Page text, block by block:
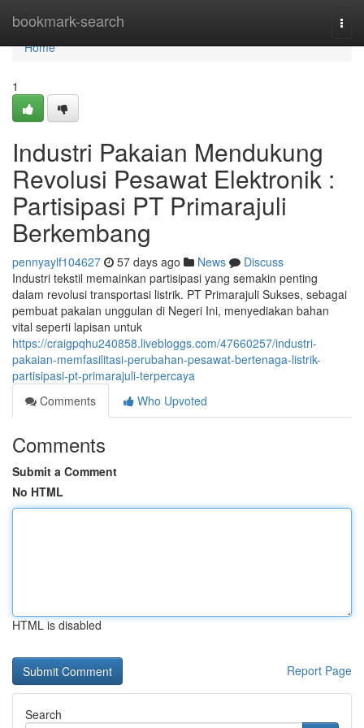
bookmark-search
Home
Home
1
Industri Pakaian Mendukung
Revolusi Pesawat Elektronik :
Partisipasi PT Primarajuli
Berkembang
pennyaylf104627 57 days ago News
Discuss
Industri tekstil memainkan partisipasi yang semakin penting
dalam revolusi transportasi listrik. PT Primarajuli Sukses, sebagai
pembuat pakaian unggulan di Negeri Ini, menyediakan bahan
vital seperti lapisan untuk
https://craigpqhu240858.livebloggs.com/47660257/industri-
pakaian-memfasilitasi-perubahan-pesawat-bertenaga-listrik-
partisipasi-pt-primarajuli-terpercaya
Comments
Who Upvoted
Comments
Submit a Comment
No HTML
HTML is disabled
Report Page
Search